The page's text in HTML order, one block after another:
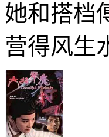
她和搭档
营得风生